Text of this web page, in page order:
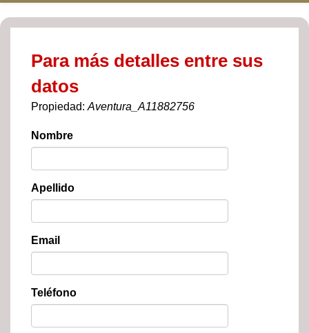
Para más detalles entre sus
datos
Propiedad: Aventura_A11882756
Nombre
Apellido
Email
Teléfono